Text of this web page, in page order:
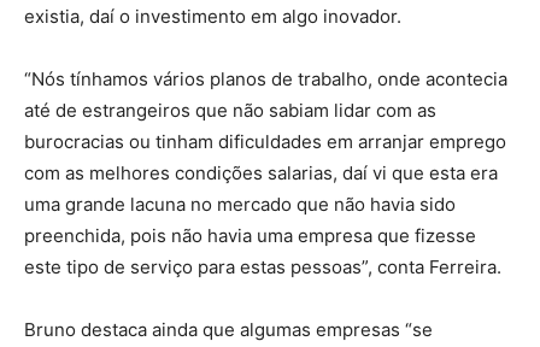
existia, daí o investimento em algo inovador.
“Nós tínhamos vários planos de trabalho, onde acontecia
até de estrangeiros que não sabiam lidar com as
burocracias ou tinham dificuldades em arranjar emprego
com as melhores condições salarias, daí vi que esta era
uma grande lacuna no mercado que não havia sido
preenchida, pois não havia uma empresa que fizesse
este tipo de serviço para estas pessoas”, conta Ferreira.
Bruno destaca ainda que algumas empresas “se